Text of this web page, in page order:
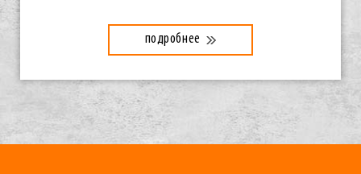
подробнее